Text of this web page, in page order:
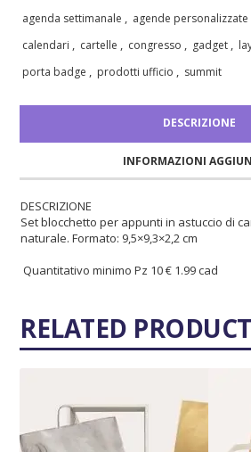
agenda settimanale , agende personalizzate
calendari , cartelle , congresso , gadget ,
porta badge , prodotti ufficio , summit
DESCRIZIONE
INFORMAZIONI
DESCRIZIONE
Set blocchetto per appunti in astuccio di
naturale. Formato: 9,5×9,3×2,2 cm
Quantitativo minimo Pz 10 € 1.99 cad
RELATED